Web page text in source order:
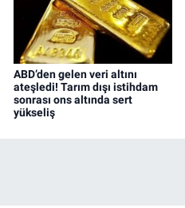
ABD’den gelen veri altını
ateşledi! Tarım dışı istihdam
sonrası ons altında sert
yükseliş